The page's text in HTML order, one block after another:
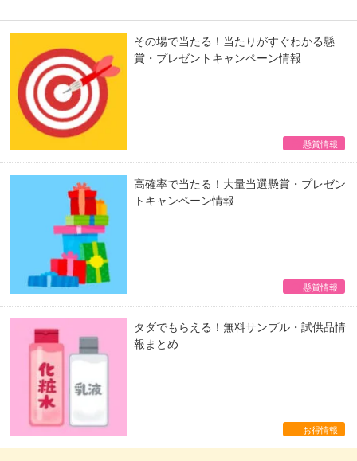
その場で当たる！当たりがすぐわかる懸
賞・プレゼントキャンペーン情報
懸賞情報
高確率で当たる！大量当選懸賞・プレゼン
トキャンペーン情報
懸賞情報
タダでもらえる！無料サンプル・試供品情
報まとめ
お得情報